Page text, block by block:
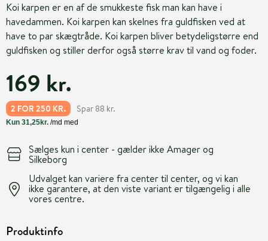
Koi karpen er en af de smukkeste fisk man kan have i
havedammen. Koi karpen kan skelnes fra guldfisken ved at
have to par skægtråde. Koi karpen bliver betydeligstørre end
guldfisken og stiller derfor også større krav til vand og foder.
169 kr.
2 FOR 250 KR. Spar 88 kr.
Sælges kun i center - gælder ikke Amager og
Silkeborg
Udvalget kan variere fra center til center, og vi kan
ikke garantere, at den viste variant er tilgængelig i alle
vores centre.
Produktinfo